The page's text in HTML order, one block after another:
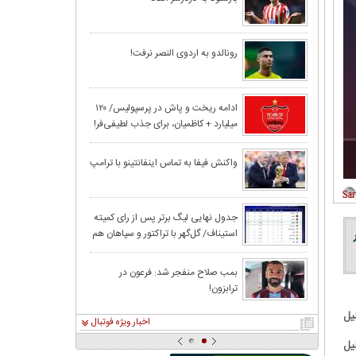
رونالدو به اردوی النصر نرفت!
ادامه ریخت و پاش در پرسپولیس/ ۱۲۰
میلیارد + کاظمیان، برای جذب لطیفی‌فر!
واکنش فیفا به تماس اینفانتینو با ترامپ
جدول نهایی لیگ برتر پس از رای کمیته
استیناف/ گل‌گهر با تراکتور و سپاهان هم
امتیاز شد
بمب صلاح منفجر شد: فرعون در
ترابزون!
اخبار ویژه فوتبال